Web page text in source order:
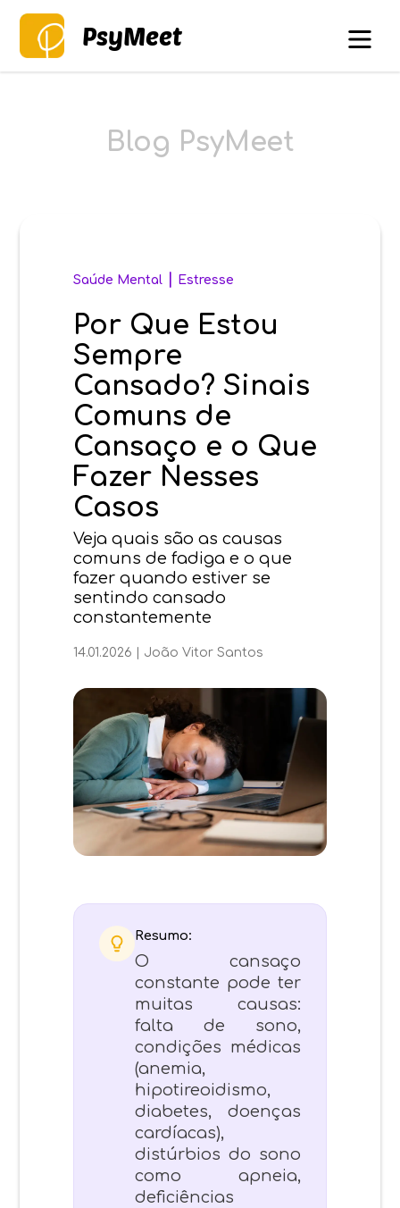
PsyMeet
Blog PsyMeet
Saúde Mental Estresse
Por Que Estou
Sempre
Cansado? Sinais
Comuns de
Cansaço e o Que
Fazer Nesses
Casos
Veja quais são as causas
comuns de fadiga e o que
fazer quando estiver se
sentindo cansado
constantemente
14.01.2026 João Vitor Santos
Resumo:
O cansaço
constante pode ter
muitas causas:
falta de sono,
condições médicas
(anemia,
hipotireoidismo,
diabetes, doenças
cardíacas),
distúrbios do sono
como apneia,
deficiências